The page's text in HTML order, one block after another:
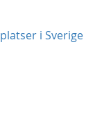
i Sverige